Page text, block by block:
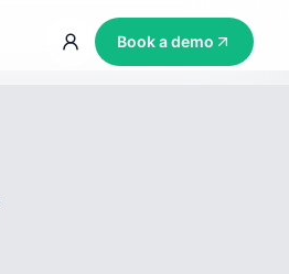
Book a demo